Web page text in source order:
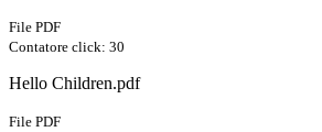
File PDF
Contatore click: 30
Hello Children.pdf
File PDF